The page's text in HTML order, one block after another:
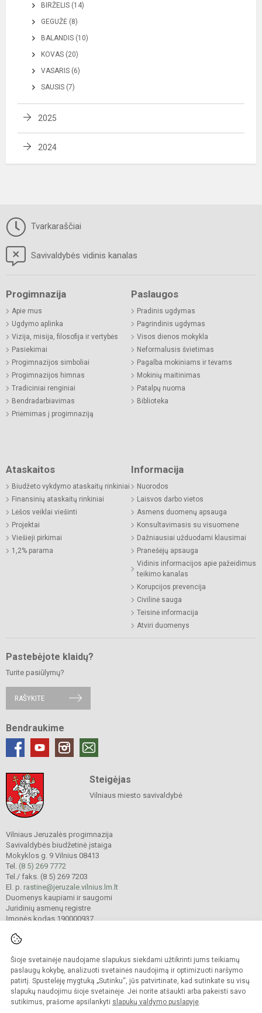
Šioje svetainėje naudojame slapukus siekdami užtikrinti jums teikiamų
paslaugų kokybę, analizuoti svetainės naudojimą ir optimizuoti naršymo
patirtį. Spustelėję mygtuką „Sutinku“, jūs patvirtinate, kad sutinkate su visų
slapukų naudojimu šioje svetainėje. Jei norite atšaukti arba pakeisti savo
sutikimus, prašome apsilankyti slapukų valdymo puslapyje.
BIRŽELIS (14)
GEGUŽĖ (8)
BALANDIS (10)
KOVAS (20)
VASARIS (6)
SAUSIS (7)
2025
2024
Tvarkaraščiai
Savivaldybės vidinis kanalas
Progimnazija
Apie mus
Ugdymo aplinka
Vizija, misija, filosofija ir vertybės
Pasiekimai
Progimnazijos simboliai
Progimnazijos himnas
Tradiciniai renginiai
Bendradarbiavimas
Priėmimas į progimnaziją
Paslaugos
Pradinis ugdymas
Pagrindinis ugdymas
Visos dienos mokykla
Neformalusis švietimas
Pagalba mokiniams ir tėvams
Mokinių maitinimas
Patalpų nuoma
Biblioteka
Ataskaitos
Biudžeto vykdymo ataskaitų rinkiniai
Finansinių ataskaitų rinkiniai
Lėšos veiklai viešinti
Projektai
Viešieji pirkimai
1,2% parama
Informacija
Nuorodos
Laisvos darbo vietos
Asmens duomenų apsauga
Konsultavimasis su visuomene
Dažniausiai užduodami klausimai
Pranešėjų apsauga
Vidinis informacijos apie pažeidimus
teikimo kanalas
Korupcijos prevencija
Civilinė sauga
Teisinė informacija
Atviri duomenys
Pastebėjote klaidų?
Turite pasiūlymų?
RAŠYKITE
Bendraukime
Steigėjas
Vilniaus miesto savivaldybė
Vilniaus Jeruzalės progimnazija
Savivaldybės biudžetinė įstaiga
Mokyklos g. 9 Vilnius 08413
Tel. (8 5) 269 7772
Tel./ faks. (8 5) 269 7203
El. p. rastine@jeruzale.vilnius.lm.lt
Duomenys kaupiami ir saugomi
Juridinių asmenų registre
Įmonės kodas 190000937
© 2024. Vilniaus Jeruzalės progimnazija. Visos teisės saugomos.
Kopijuoti turinį be raštiško gimnazijos sutikimo griežtai draudžiama.
Prieinamumo paraiška Slapukų valdymas
Sumanus būdas atnaujinti